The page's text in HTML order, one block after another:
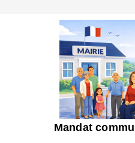
Mandat